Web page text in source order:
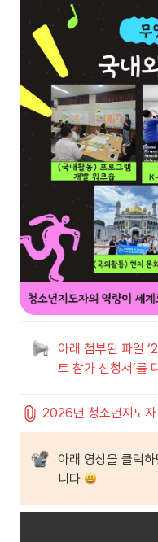
아래 첨부된 파일
트 참가 신청서’를
아래 영상을 클릭
니다